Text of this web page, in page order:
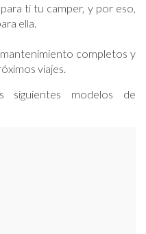
ti tu camper, y por eso,
ella.
completos y
viajes.
siguientes modelos de